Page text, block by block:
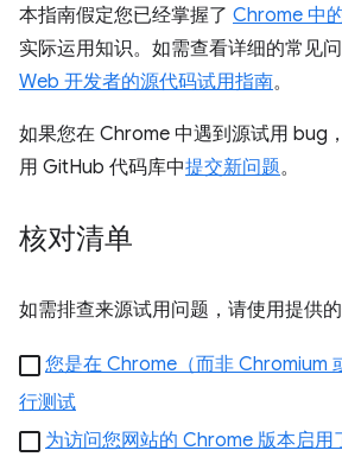
本指南假定您已经掌握了 Chrome 中
实际运用知识。如需查看详细的常见
Web 开发者的源代码试用指南。
如果您在 Chrome 中遇到源试用 bug
用 GitHub 代码库中提交新问题。
核对清单
如需排查来源试用问题，请使用提供的
您是在 Chrome（而非 Chromium
行测试
为访问您网站的 Chrome 版本启用